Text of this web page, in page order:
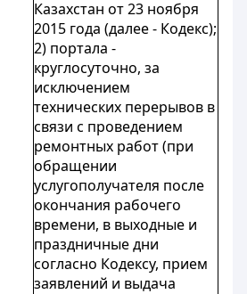
Казахстан от 23 ноября
2015 года (далее - Кодекс);
2) портала -
круглосуточно, за
исключением
технических перерывов в
связи с проведением
ремонтных работ (при
обращении
услугополучателя после
окончания рабочего
времени, в выходные и
праздничные дни
согласно Кодексу, прием
заявлений и выдача